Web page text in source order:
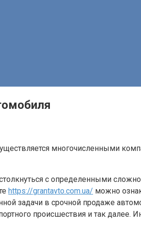
многочисленными
с определенными
https://grantavto.com.ua/ можно
задачи в срочной продаже
происшествия и так